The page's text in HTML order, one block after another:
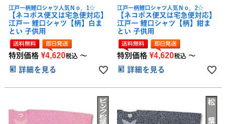
江戸一柄鯉口シャツ人気Ｎｏ．1☆
【ネコポス便又は宅急便対応】
江戸一 鯉口シャツ【柄】白ま
とい 子供用
特別価格 ¥4,620税込 〜
詳細を見る
江戸一柄鯉口シャツ人気Ｎｏ．2☆
【ネコポス便又は宅急便対応】
江戸一 鯉口シャツ【柄】紺ま
とい 子供用
特別価格 ¥4,620税込 〜
詳細を見る